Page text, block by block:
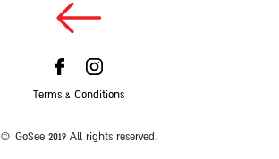
Terms & Conditions
© GoSee 2019 All rights reserved.